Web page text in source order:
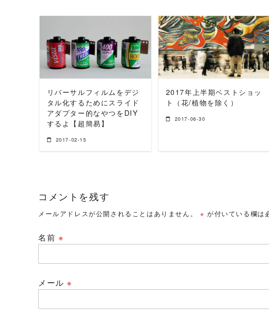
READ MORE
リバーサルフィルムをデジ
タル化するためにスライド
アダプター的なやつをDIY
するよ【超簡易】
2017-02-15
READ MORE
2017年上半期ベストショッ
ト（花/植物を除く）
2017-06-30
コメントを残す
メールアドレスが公開されることはありません。 ※ が付いている欄は
名前 ※
メール※